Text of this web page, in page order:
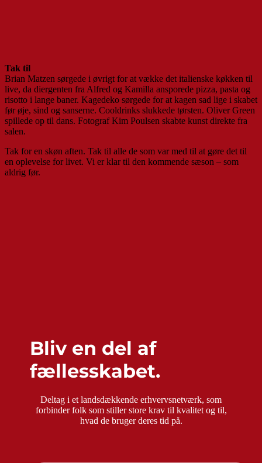
Tak til
Brian Matzen sørgede i øvrigt for at vække det italienske køkken til
live, da diergenten fra Alfred og Kamilla ansporede pizza, pasta og
risotto i lange baner. Kagedeko sørgede for at kagen sad lige i skabet
før øje, sind og sanserne. Cooldrinks slukkede tørsten. Oliver Green
spillede op til dans. Fotograf Kim Poulsen skabte kunst direkte fra
salen.
Tak for en skøn aften. Tak til alle de som var med til at gøre det til
en oplevelse for livet. Vi er klar til den kommende sæson – som
aldrig før.
Bliv en del af
fællesskabet.
Deltag i et landsdækkende erhvervsnetværk, som
forbinder folk som stiller store krav til kvalitet og til,
hvad de bruger deres tid på.